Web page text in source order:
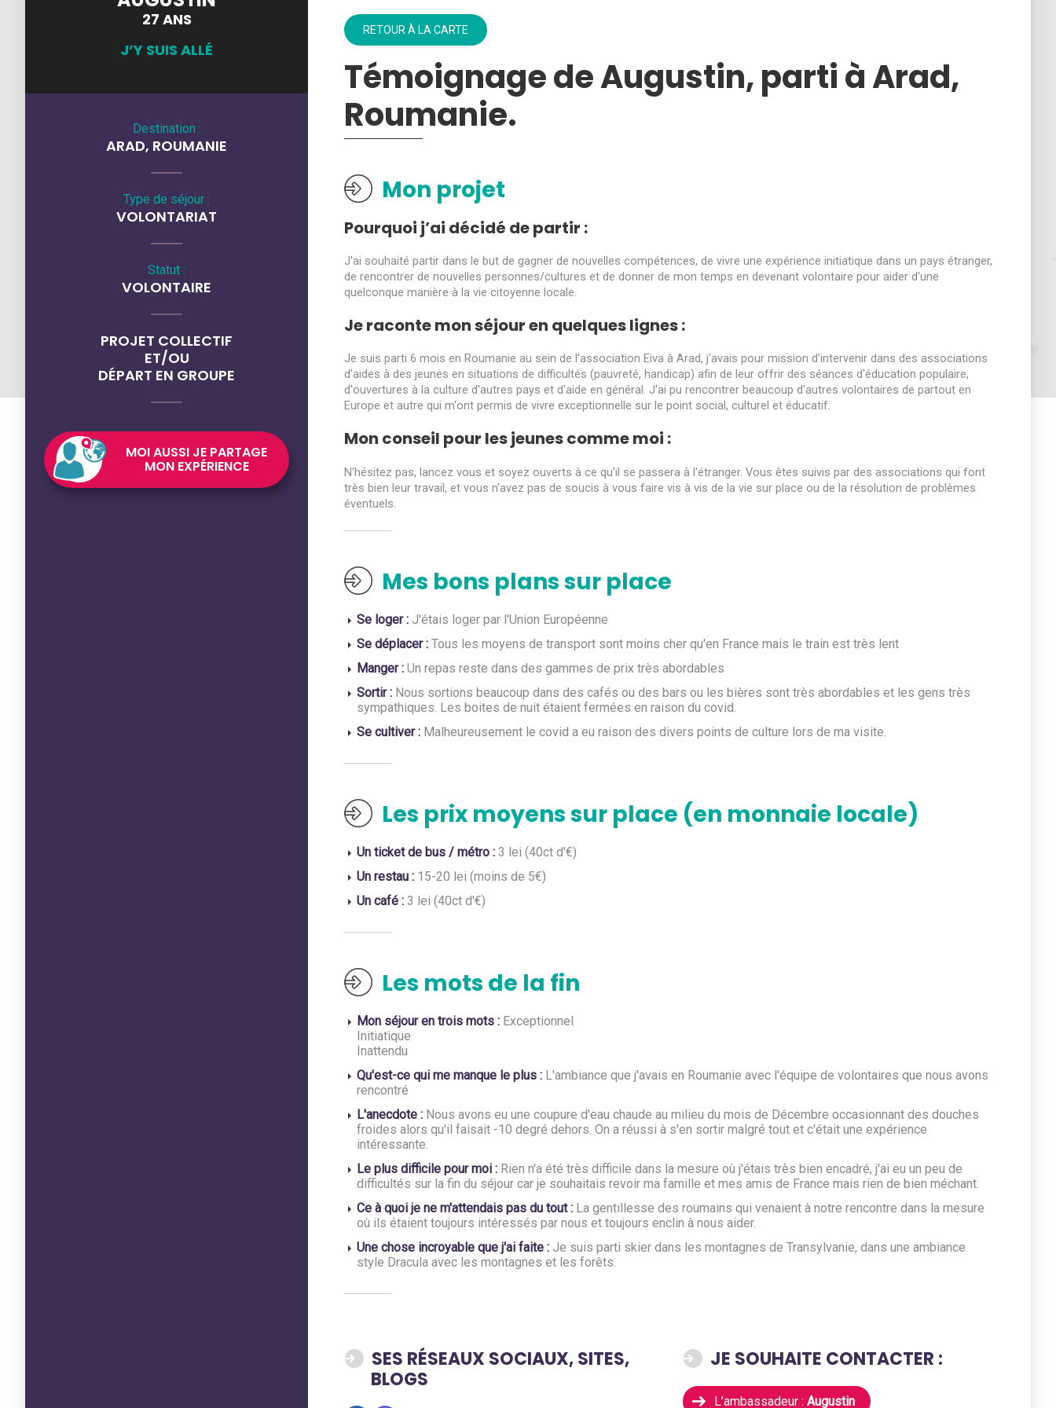
RETOUR À LA CARTE
Témoignage de Augustin, parti à Arad,
Roumanie.
Mon projet
Pourquoi j’ai décidé de partir :
J'ai souhaité partir dans le but de gagner de nouvelles compétences, de vivre une expérience initiatique dans un pays étranger,
de rencontrer de nouvelles personnes/cultures et de donner de mon temps en devenant volontaire pour aider d'une
quelconque manière à la vie citoyenne locale.
Je raconte mon séjour en quelques lignes :
Je suis parti 6 mois en Roumanie au sein de l'association Eiva à Arad, j'avais pour mission d'intervenir dans des associations
d'aides à des jeunes en situations de difficultés (pauvreté, handicap) afin de leur offrir des séances d'éducation populaire,
d'ouvertures à la culture d'autres pays et d'aide en général. J'ai pu rencontrer beaucoup d'autres volontaires de partout en
Europe et autre qui m'ont permis de vivre exceptionnelle sur le point social, culturel et éducatif.
Mon conseil pour les jeunes comme moi :
N'hésitez pas, lancez vous et soyez ouverts à ce qu'il se passera à l'étranger. Vous êtes suivis par des associations qui font
très bien leur travail, et vous n'avez pas de soucis à vous faire vis à vis de la vie sur place ou de la résolution de problèmes
éventuels.
Mes bons plans sur place
Se loger : J'étais loger par l'Union Européenne
Se déplacer : Tous les moyens de transport sont moins cher qu'en France mais le train est très lent
Manger : Un repas reste dans des gammes de prix très abordables
Sortir : Nous sortions beaucoup dans des cafés ou des bars ou les bières sont très abordables et les gens très
sympathiques. Les boites de nuit étaient fermées en raison du covid.
Se cultiver : Malheureusement le covid a eu raison des divers points de culture lors de ma visite.
Les prix moyens sur place (en monnaie locale)
Un ticket de bus / métro : 3 lei (40ct d'€)
Un restau : 15-20 lei (moins de 5€)
Un café : 3 lei (40ct d'€)
Les mots de la fin
Mon séjour en trois mots : Exceptionnel
Initiatique
Inattendu
Qu'est-ce qui me manque le plus : L'ambiance que j'avais en Roumanie avec l'équipe de volontaires que nous avons
rencontré
L'anecdote : Nous avons eu une coupure d'eau chaude au milieu du mois de Décembre occasionnant des douches
froides alors qu'il faisait -10 degré dehors. On a réussi à s'en sortir malgré tout et c'était une expérience
intéressante.
Le plus difficile pour moi : Rien n'a été très difficile dans la mesure où j'étais très bien encadré, j'ai eu un peu de
difficultés sur la fin du séjour car je souhaitais revoir ma famille et mes amis de France mais rien de bien méchant.
Ce à quoi je ne m'attendais pas du tout : La gentillesse des roumains qui venaient à notre rencontre dans la mesure
où ils étaient toujours intéressés par nous et toujours enclin à nous aider.
Une chose incroyable que j'ai faite : Je suis parti skier dans les montagnes de Transylvanie, dans une ambiance
style Dracula avec les montagnes et les forêts.
SES RÉSEAUX SOCIAUX, SITES,
BLOGS
JE SOUHAITE CONTACTER :
L’ambassadeur : Augustin
27 ANS
J’Y SUIS ALLÉ
Destination :
ARAD, ROUMANIE
Type de séjour :
VOLONTARIAT
Statut :
VOLONTAIRE
PROJET COLLECTIF
ET/OU
DÉPART EN GROUPE
MOI AUSSI JE PARTAGE
MON EXPÉRIENCE